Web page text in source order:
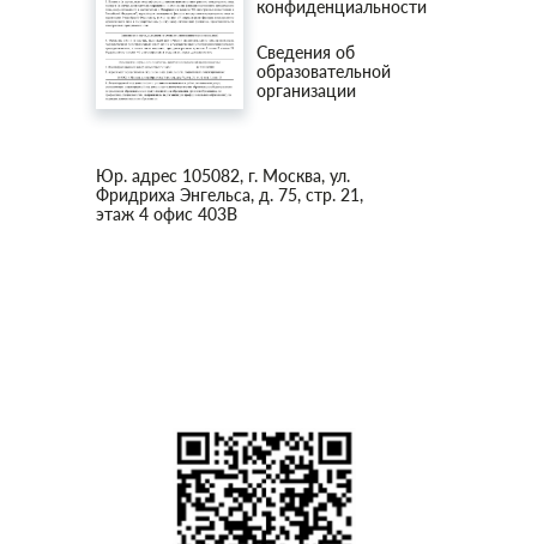
Сведения об
образовательной
организации
конфиденциальности
Юр. адрес 105082, г. Москва, ул.
Фридриха Энгельса, д. 75, стр. 21,
этаж 4 офис 403В